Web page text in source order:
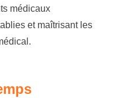
médicaux
et maîtrisant les